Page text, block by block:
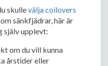
skullevälja coilovers
sänkfjädrar, här är
själv upplevt:
om du vill kunna
årstider eller